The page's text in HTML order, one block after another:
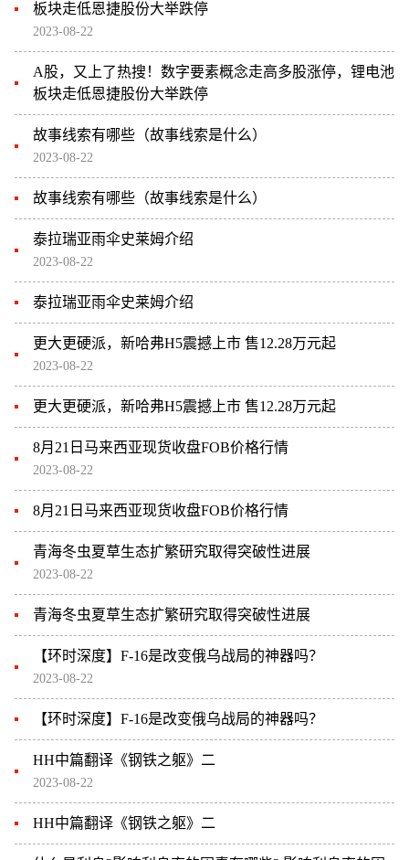
板块走低恩捷股份大举跌停
2023-08-22
A股，又上了热搜！数字要素概念走高多股涨停，锂电池
板块走低恩捷股份大举跌停
故事线索有哪些（故事线索是什么）
2023-08-22
故事线索有哪些（故事线索是什么）
泰拉瑞亚雨伞史莱姆介绍
2023-08-22
泰拉瑞亚雨伞史莱姆介绍
更大更硬派，新哈弗H5震撼上市 售12.28万元起
2023-08-22
更大更硬派，新哈弗H5震撼上市 售12.28万元起
8月21日马来西亚现货收盘FOB价格行情
2023-08-22
8月21日马来西亚现货收盘FOB价格行情
青海冬虫夏草生态扩繁研究取得突破性进展
2023-08-22
青海冬虫夏草生态扩繁研究取得突破性进展
【环时深度】F-16是改变俄乌战局的神器吗？
2023-08-22
【环时深度】F-16是改变俄乌战局的神器吗？
HH中篇翻译《钢铁之躯》二
2023-08-22
HH中篇翻译《钢铁之躯》二